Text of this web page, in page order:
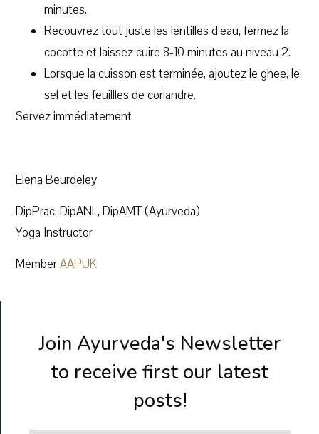
minutes.
Recouvrez tout juste les lentilles d’eau, fermez la
cocotte et laissez cuire 8-10 minutes au niveau 2.
Lorsque la cuisson est terminée, ajoutez le ghee, le
sel et les feuillles de coriandre.
Servez immédiatement
Elena Beurdeley
DipPrac, DipANL, DipAMT (Ayurveda)
Yoga Instructor
MemberAAPUK
Join Ayurveda's Newsletter
to receive first our latest
posts!